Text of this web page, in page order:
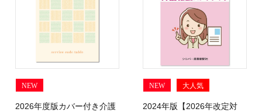
NEW
2026年度版カバー付き介護
NEW 大人気
2024年版【2026年改定対